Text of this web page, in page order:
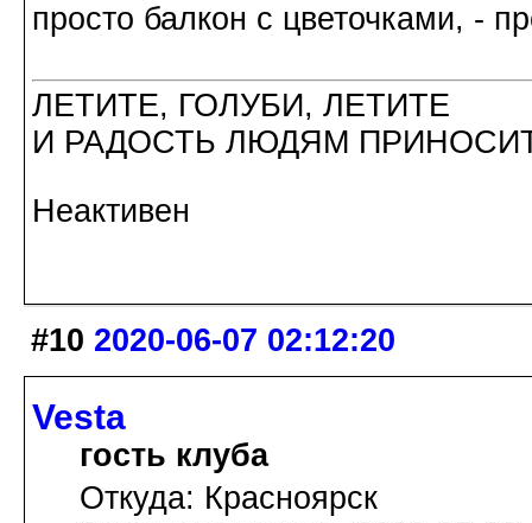
просто балкон с цветочками, -
ЛЕТИТЕ, ГОЛУБИ, ЛЕТИТЕ
И РАДОСТЬ ЛЮДЯМ
Неактивен
#10 2020-06-07 02:12:20
Vesta
гость клуба
Откуда: Красноярск